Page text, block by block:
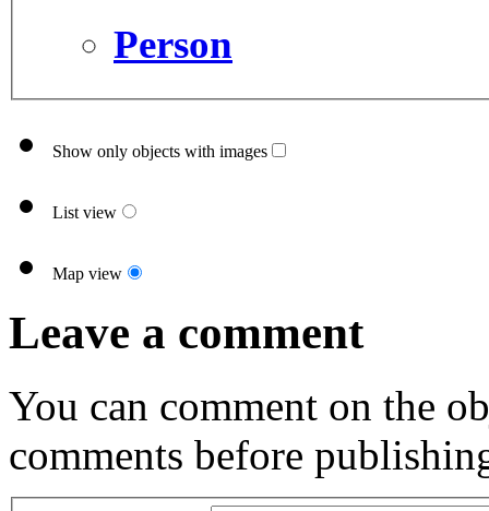
Person
Show only objects with images
List view
Map view
Leave a comment
You can comment on the
comments before